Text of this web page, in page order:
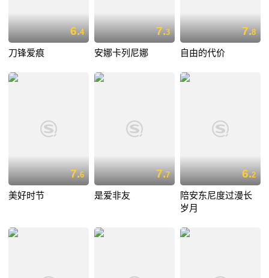
6.4
刀锋爱痕
7.3
安娜卡列尼娜
7.8
自由的代价
7.6
美好时节
7.7
是爱非友
6.2
陪安东尼度过漫长
岁月